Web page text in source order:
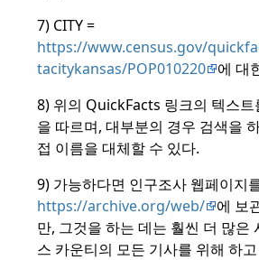
7) CITY =
https://www.census.gov/
tacitykansas/POP010220
에 대
8) 위의 QuickFacts 링크의 텍스트
을 따르며, 대부분의 경우 검색을
접 이름을 대체할 수 있다.
9) 가능하다면 인구조사 웹페이지
https://archive.org/web/
에 보
만, 그것을 하는 데는 훨씬 더 많은
스 카운티의 모든 기사를 위해 하